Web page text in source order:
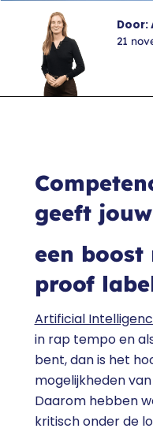
Door:
21
geeft
een
proof
Artificial
in rap tempo en
bent, dan is het
mogelijkheden
Daarom hebben
kritisch onder de